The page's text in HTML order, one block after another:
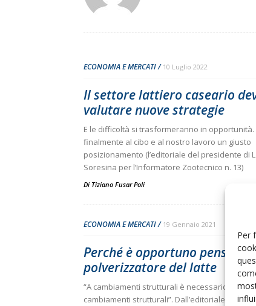
Per
ECONOMIA E MERCATI 10 Luglio 2022
Il settore lattiero caseario
valutare nuove strategie
E le difficoltà si trasformeranno in opportunità.
finalmente al cibo e al nostro lavoro un giusto
posizionamento (l’editoriale del presidente di
Soresina per l’Informatore Zootecnico n. 13)
Di Tiziano Fusar Poli
ECONOMIA E MERCATI 19 Gennaio 2021
Perché è opportuno pensare
polverizzatore del latte
“A cambiamenti strutturali è necessario
cambiamenti strutturali”. Dall’editoriale di